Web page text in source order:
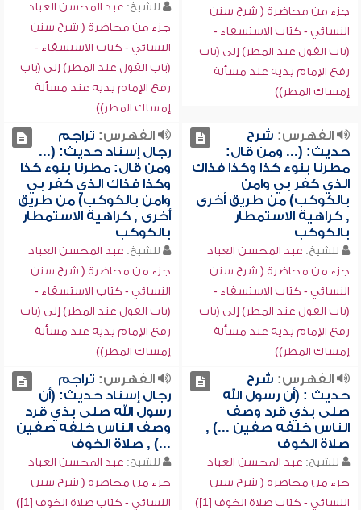
جزء من محاضرة ( شرح سنن
النسائي - كتاب الاستسقاء -
(باب القول عند المطر) إلى (باب
رفع الإمام يديه عند مسألة
إمساك المطر))
للشيخ: عبد المحسن العباد
جزء من محاضرة ( شرح سنن
النسائي - كتاب الاستسقاء -
(باب القول عند المطر) إلى (باب
رفع الإمام يديه عند مسألة
إمساك المطر))
الفهرس: شرح
حديث: (... ومن قال:
مطرنا بنوء كذا وكذا فذاك
الذي كفر بي وآمن
بالكوكب) من طريق أخرى
, كراهية الاستمطار
بالكوكب
للشيخ: عبد المحسن العباد
جزء من محاضرة ( شرح سنن
النسائي - كتاب الاستسقاء -
(باب القول عند المطر) إلى (باب
رفع الإمام يديه عند مسألة
إمساك المطر))
الفهرس: تراجم
رجال إسناد حديث: (...
ومن قال: مطرنا بنوء كذا
وكذا فذاك الذي كفر بي
وآمن بالكوكب) من طريق
أخرى , كراهية الاستمطار
بالكوكب
للشيخ: عبد المحسن العباد
جزء من محاضرة ( شرح سنن
النسائي - كتاب الاستسقاء -
(باب القول عند المطر) إلى (باب
رفع الإمام يديه عند مسألة
إمساك المطر))
الفهرس: شرح
حديث : (أن رسول الله
صلى بذي قرد وصف
الناس خلفه صفين ...) ,
صلاة الخوف
للشيخ: عبد المحسن العباد
جزء من محاضرة ( شرح سنن
النسائي - كتاب صلاة الخوف [1])
الفهرس: تراجم
رجال إسناد حديث: (أن
رسول الله صلى بذي قرد
وصف الناس خلفه صفين
...) , صلاة الخوف
للشيخ: عبد المحسن العباد
جزء من محاضرة ( شرح سنن
النسائي - كتاب صلاة الخوف [1])